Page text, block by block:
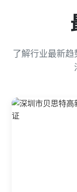
了解行业最新